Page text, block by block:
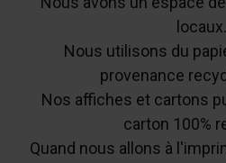
locaux.
Nous utilisons du
provenance
Nos affiches et cartons
carton 100%
Quand nous allons à